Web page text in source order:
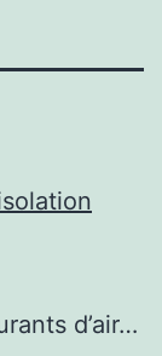
d’air…